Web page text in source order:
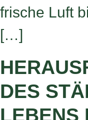
frische Luft
[…]
DES
LEBENS